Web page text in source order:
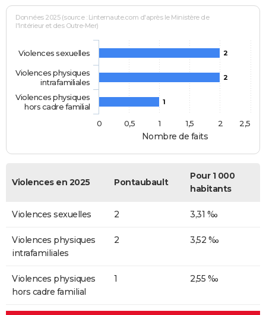
Nombre de faits
Données 2025 (source : Linternaute.com d'après le Ministère de
l'Intérieur et des Outre-Mer)
2
2
1
Violences sexuelles
Violences physiques
intrafamiliales
Violences physiques
hors cadre familial
0
0,5 1 1,5 2 2,5
Violences en 2025 Pontaubault
Pour 1 000
habitants
Violences sexuelles 2 3,31 ‰
Violences physiques
intrafamiliales
2 3,52 ‰
Violences physiques
hors cadre familial
1 2,55 ‰